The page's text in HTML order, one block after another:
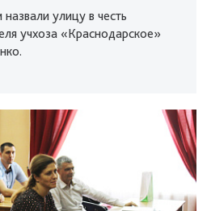
улицу в честь
учхоза «Краснодарское»